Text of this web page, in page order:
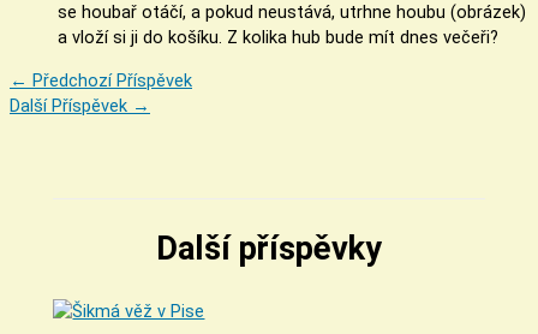
se houbař otáčí, a pokud neustává, utrhne houbu (obrázek)
a vloží si ji do košíku. Z kolika hub bude mít dnes večeři?
← Předchozí Příspěvek
Další Příspěvek →
Další příspěvky